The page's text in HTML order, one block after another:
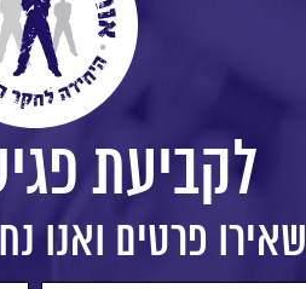
לקביעת
פרטים ואנו